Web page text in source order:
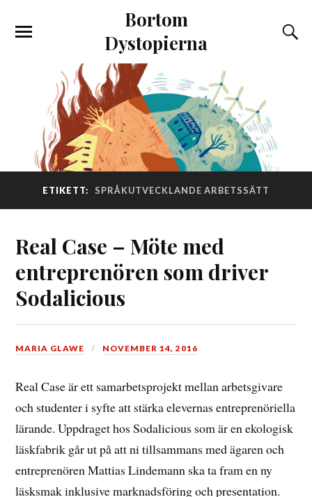
Bortom
Dystopierna
ETIKETT: SPRÅKUTVECKLANDE ARBETSSÄTT
Real Case – Möte med
entreprenören som driver
Sodalicious
MARIA GLAWE NOVEMBER 14, 2016
Real Case är ett samarbetsprojekt mellan arbetsgivare
och studenter i syfte att stärka elevernas entreprenöriella
lärande. Uppdraget hos Sodalicious som är en ekologisk
läskfabrik går ut på att ni tillsammans med ägaren och
entreprenören Mattias Lindemann ska ta fram en ny
läsksmak inklusive marknadsföring och presentation.